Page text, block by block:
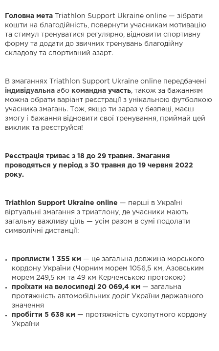
Головна мета
Triathlon Support Ukraine online — зібрати
кошти на благодійність, повернути учасникам мотивацію
та стимул тренуватися регулярно, відновити спортивну
форму та додати до звичних тренувань благодійну
складову та спортивний азарт.
В змаганнях Triathlon Support Ukraine online передбачені
індивідуальна або командна участь, також за бажанням
можна обрати варіант реєстрації з унікальною футболкою
учасника змагань. Тож, якщо ти зараз у безпеці, маєш
змогу і бажання відновити свої тренування, приймай цей
виклик та реєструйся!
Реєстрація триває з 18 до 29 травня. Змагання
проводяться у період з 30 травня до 19 червня 2022
року.
Triathlon Support Ukraine online — перші в Україні
віртуальні змагання з триатлону, де учасники мають
загальну важливу ціль — усім разом в сумі подолати
символічні дистанції:
проплисти 1 355 км — це загальна довжина морського
кордону України (Чорним морем 1056,5 км, Азовським
морем 249,5 км та 49 км Керченською протокою)
проїхати на велосипеді 20 069,4 км — загальна
протяжність автомобільних доріг України державного
значення
пробігти 5 638 км — протяжність сухопутного кордону
України